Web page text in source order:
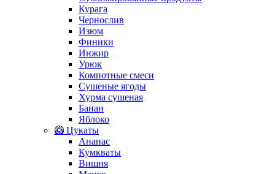
Курага
Чернослив
Изюм
Финики
Инжир
Урюк
Компотные смеси
Сушеные ягоды
Хурма сушеная
Банан
Яблоко
🥝 Цукаты
Ананас
Кумкваты
Вишня